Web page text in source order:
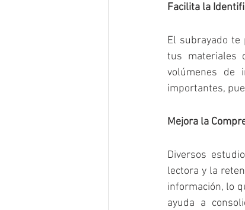
Facilita la
El subrayado
tus materiales
volúmenes de
importantes,
Mejora la
Diversos
lectora y la
información, lo
ayuda a